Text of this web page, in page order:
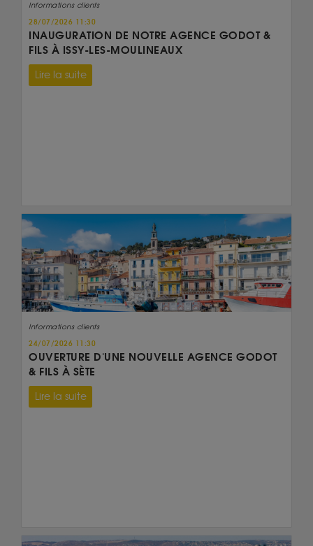
Informations clients
28/07/2026 11:30
INAUGURATION DE NOTRE AGENCE GODOT &
FILS À ISSY-LES-MOULINEAUX
Lire la suite
Informations clients
24/07/2026 11:30
OUVERTURE D'UNE NOUVELLE AGENCE GODOT
& FILS À SÈTE
Lire la suite